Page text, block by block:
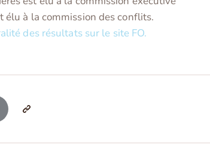
élu à la commission des conflits.
des résultats sur le site FO.